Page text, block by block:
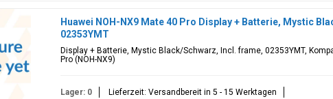
Huawei NOH-NX9 Mate 40 Pro Display + Batterie, Mystic
02353YMT
Display + Batterie, Mystic Black/Schwarz, Incl. frame, 02353YMT,
Pro (NOH-NX9)
Lager: 0 Lieferzeit: Versandbereit in 5 - 15 Werktagen